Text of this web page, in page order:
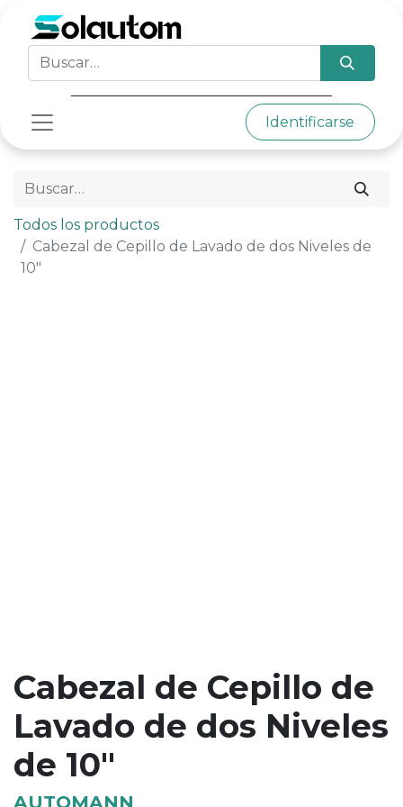
Identificarse
Todos los productos
Cabezal de Cepillo de Lavado de dos Niveles de
10"
Cabezal de Cepillo de
Lavado de dos Niveles
de 10"
AUTOMANN